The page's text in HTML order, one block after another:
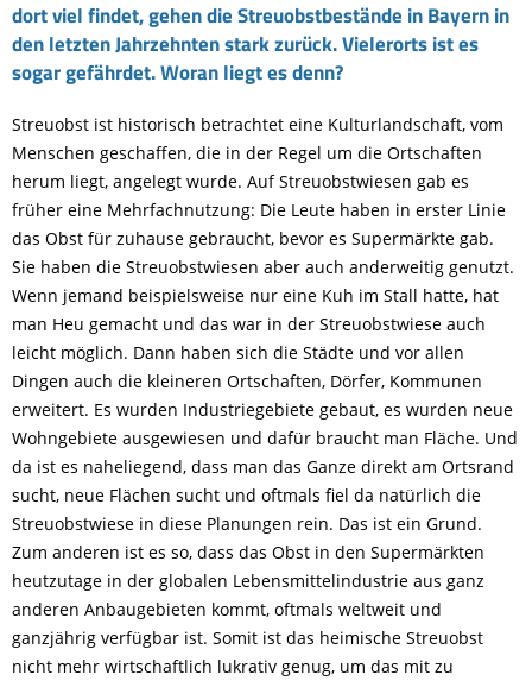
dort viel findet, gehen die Streuobstbestände in Bayern in
den letzten Jahrzehnten stark zurück. Vielerorts ist es
sogar gefährdet. Woran liegt es denn?
Streuobst ist historisch betrachtet eine Kulturlandschaft, vom
Menschen geschaffen, die in der Regel um die Ortschaften
herum liegt, angelegt wurde. Auf Streuobstwiesen gab es
früher eine Mehrfachnutzung: Die Leute haben in erster Linie
das Obst für zuhause gebraucht, bevor es Supermärkte gab.
Sie haben die Streuobstwiesen aber auch anderweitig genutzt.
Wenn jemand beispielsweise nur eine Kuh im Stall hatte, hat
man Heu gemacht und das war in der Streuobstwiese auch
leicht möglich. Dann haben sich die Städte und vor allen
Dingen auch die kleineren Ortschaften, Dörfer, Kommunen
erweitert. Es wurden Industriegebiete gebaut, es wurden neue
Wohngebiete ausgewiesen und dafür braucht man Fläche. Und
da ist es naheliegend, dass man das Ganze direkt am Ortsrand
sucht, neue Flächen sucht und oftmals fiel da natürlich die
Streuobstwiese in diese Planungen rein. Das ist ein Grund.
Zum anderen ist es so, dass das Obst in den Supermärkten
heutzutage in der globalen Lebensmittelindustrie aus ganz
anderen Anbaugebieten kommt, oftmals weltweit und
ganzjährig verfügbar ist. Somit ist das heimische Streuobst
nicht mehr wirtschaftlich lukrativ genug, um das mit zu